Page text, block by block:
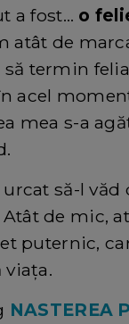
a fost… o
atât de
să termin
acel
mea s-a
să-l văd
Atât de mic,
puternic,
viața.
NASTEREA